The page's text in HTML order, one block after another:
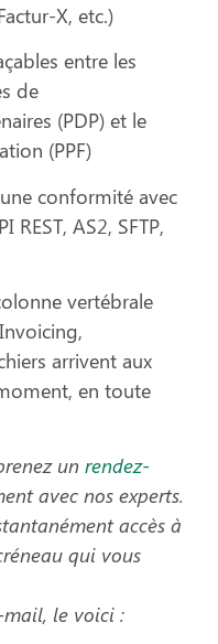
X, etc.)
entre les
de
(PDP) et le
(PPF)
conformité avec
REST, AS2, SFTP,
vertébrale
arrivent aux
en toute
un rendez-
avec nos experts.
accès à
qui vous
mail, le voici :